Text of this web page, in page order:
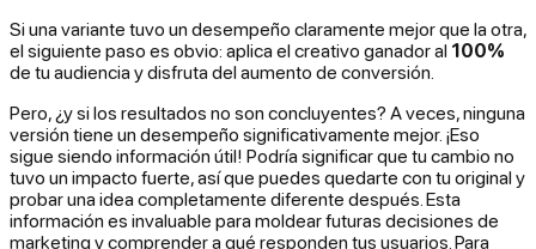
Si una variante tuvo un desempeño claramente mejor que la otra,
el siguiente paso es obvio: aplica el creativo ganador al 100%
de tu audiencia y disfruta del aumento de conversión.
Pero, ¿y si los resultados no son concluyentes? A veces, ninguna
versión tiene un desempeño significativamente mejor. ¡Eso
sigue siendo información útil! Podría significar que tu cambio no
tuvo un impacto fuerte, así que puedes quedarte con tu original y
probar una idea completamente diferente después. Esta
información es invaluable para moldear futuras decisiones de
marketing y comprender a qué responden tus usuarios. Para